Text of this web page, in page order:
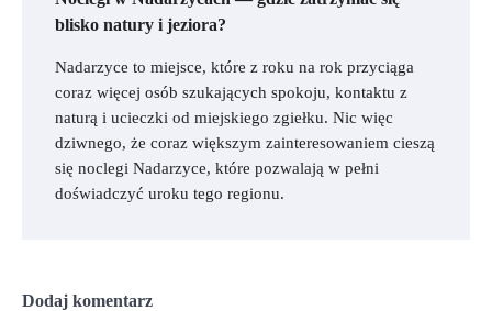
blisko natury i jeziora?
Nadarzyce to miejsce, które z roku na rok przyciąga
coraz więcej osób szukających spokoju, kontaktu z
naturą i ucieczki od miejskiego zgiełku. Nic więc
dziwnego, że coraz większym zainteresowaniem cieszą
się noclegi Nadarzyce, które pozwalają w pełni
doświadczyć uroku tego regionu.
Dodaj komentarz